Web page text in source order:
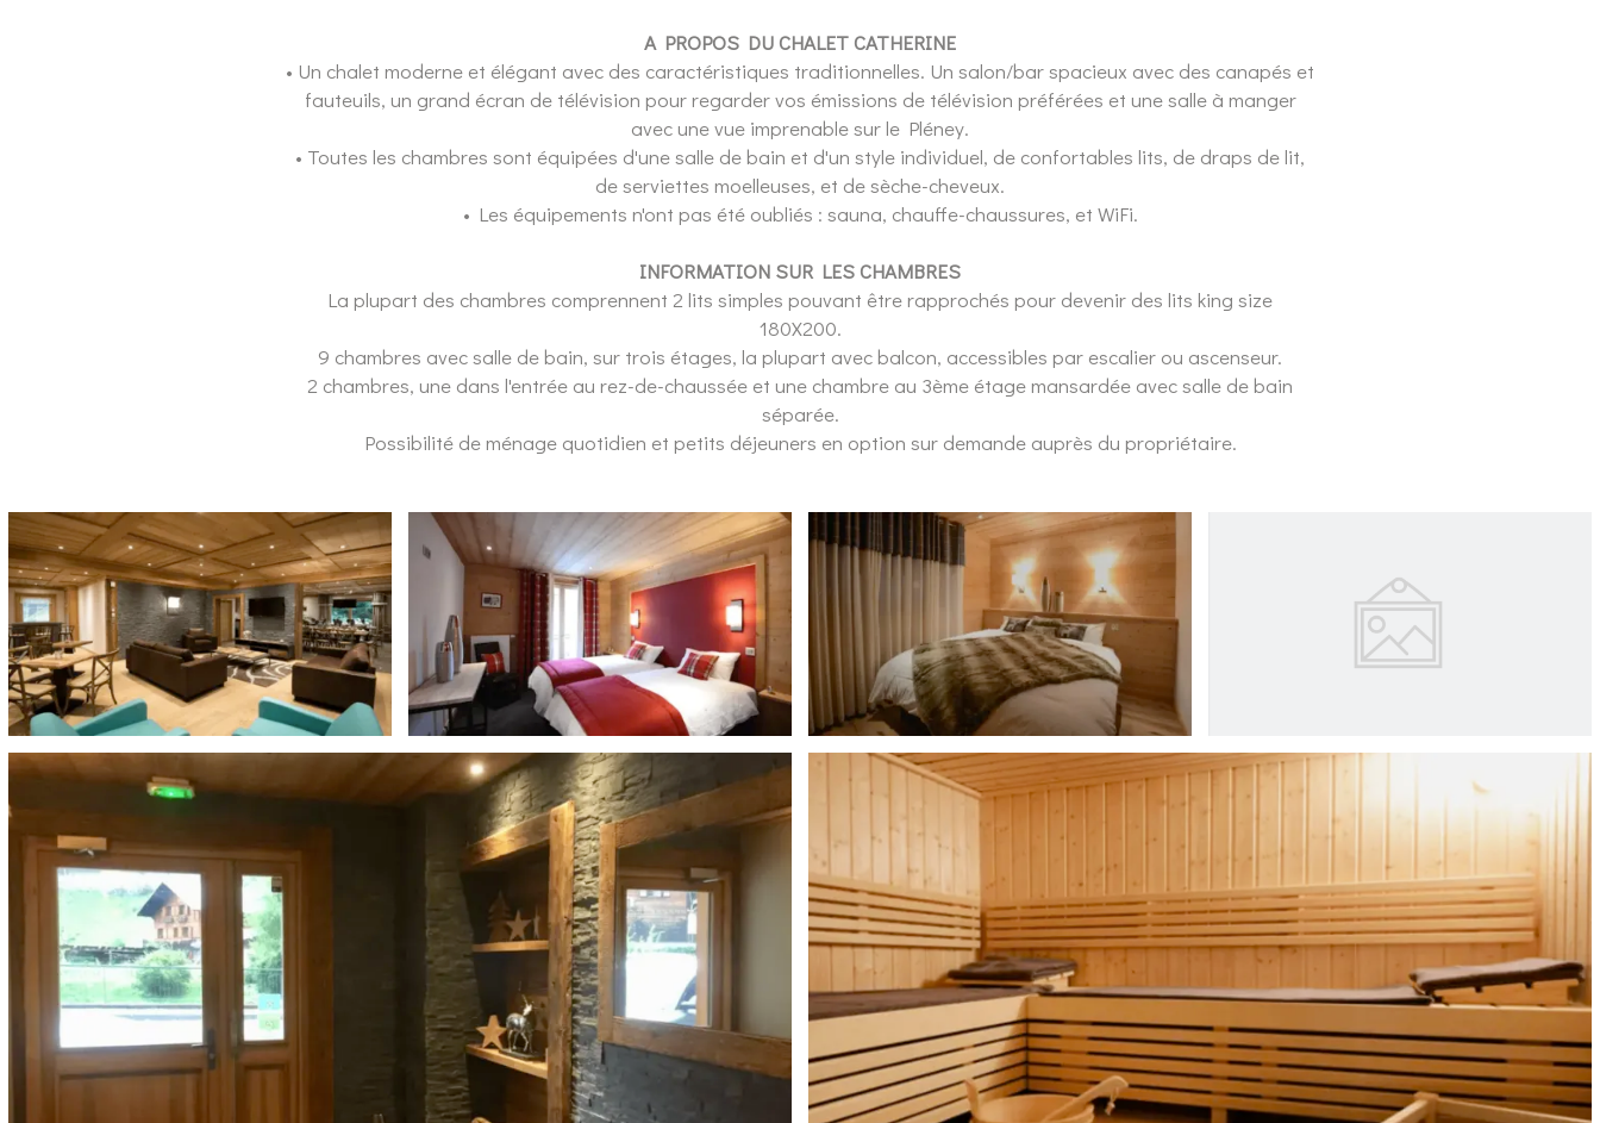
A PROPOS DU CHALET CATHERINE
• Un chalet moderne et élégant avec des caractéristiques traditionnelles. Un salon/bar spacieux avec des canapés et
fauteuils, un grand écran de télévision pour regarder vos émissions de télévision préférées et une salle à manger
avec une vue imprenable sur le Pléney.
• Toutes les chambres sont équipées d'une salle de bain et d'un style individuel, de confortables lits, de draps de lit,
de serviettes moelleuses, et de sèche-cheveux.
• Les équipements n'ont pas été oubliés : sauna, chauffe-chaussures, et WiFi.
INFORMATION SUR LES CHAMBRES
La plupart des chambres comprennent 2 lits simples pouvant être rapprochés pour devenir des lits king size
180X200.
9 chambres avec salle de bain, sur trois étages, la plupart avec balcon, accessibles par escalier ou ascenseur.
2 chambres, une dans l'entrée au rez-de-chaussée et une chambre au 3ème étage mansardée avec salle de bain
séparée.
Possibilité de ménage quotidien et petits déjeuners en option sur demande auprès du propriétaire.